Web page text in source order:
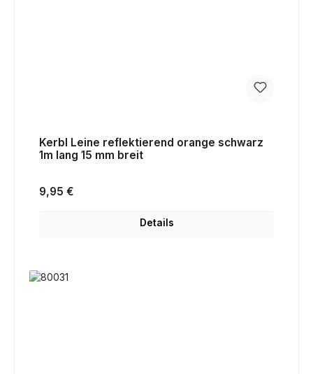
Kerbl Leine reflektierend orange schwarz
1m lang 15 mm breit
Regulärer Preis:
9,95 €
Details